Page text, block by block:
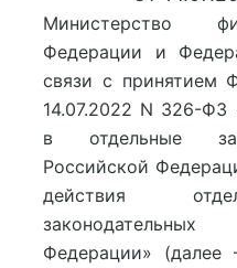
Министерство
Федерации и
связи с принятием
14.07.2022 N 326-ФЗ
в отдельные
Российской
действия
Федерации»